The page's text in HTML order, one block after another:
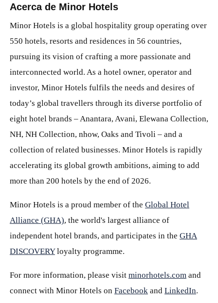
Acerca de Minor Hotels
Minor Hotels is a global hospitality group operating over
550 hotels, resorts and residences in 56 countries,
pursuing its vision of crafting a more passionate and
interconnected world. As a hotel owner, operator and
investor, Minor Hotels fulfils the needs and desires of
today’s global travellers through its diverse portfolio of
eight hotel brands – Anantara, Avani, Elewana Collection,
NH, NH Collection, nhow, Oaks and Tivoli – and a
collection of related businesses. Minor Hotels is rapidly
accelerating its global growth ambitions, aiming to add
more than 200 hotels by the end of 2026.
Minor Hotels is a proud member of the Global Hotel
Alliance (GHA), the world's largest alliance of
independent hotel brands, and participates in the GHA
DISCOVERYloyalty programme.
For more information, please visit minorhotels.com and
connect with Minor Hotels on Facebook and LinkedIn.